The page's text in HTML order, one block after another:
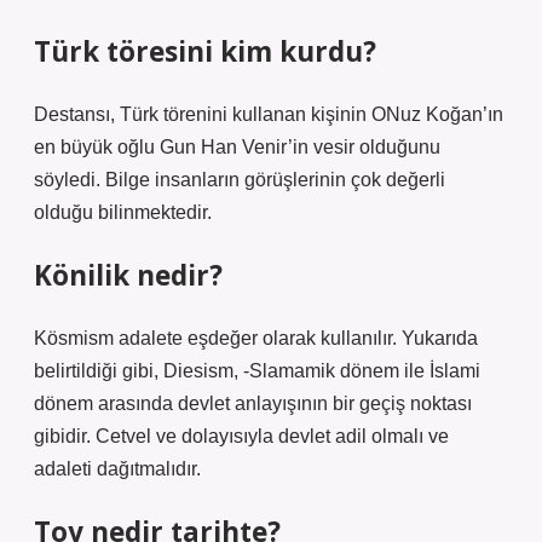
Türk töresini kim kurdu?
Destansı, Türk törenini kullanan kişinin ONuz Koğan’ın
en büyük oğlu Gun Han Venir’in vesir olduğunu
söyledi. Bilge insanların görüşlerinin çok değerli
olduğu bilinmektedir.
Könilik nedir?
Kösmism adalete eşdeğer olarak kullanılır. Yukarıda
belirtildiği gibi, Diesism, -Slamamik dönem ile İslami
dönem arasında devlet anlayışının bir geçiş noktası
gibidir. Cetvel ve dolayısıyla devlet adil olmalı ve
adaleti dağıtmalıdır.
Toy nedir tarihte?